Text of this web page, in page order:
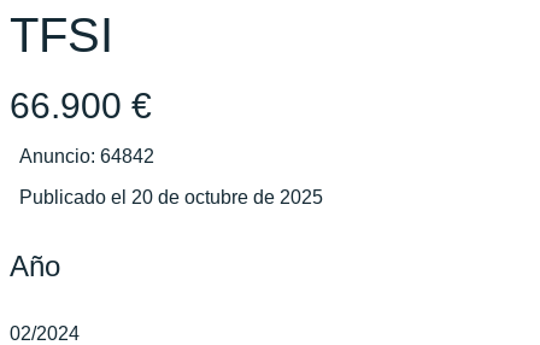
TFSI
66.900 €
Anuncio: 64842
Publicado el 20 de octubre de 2025
Año
02/2024